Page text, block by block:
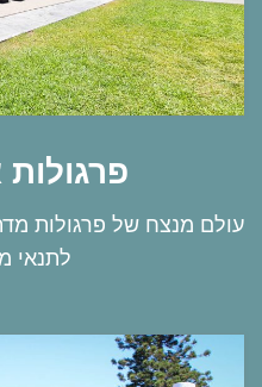
פרגולות
עולם מנצח של פרגולות
לתנאי